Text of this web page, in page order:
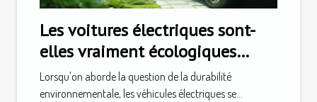
Les voitures électriques sont-
elles vraiment écologiques
analyse du cycle de vie
Lorsqu'on aborde la question de la durabilité
environnementale, les véhicules électriques se...